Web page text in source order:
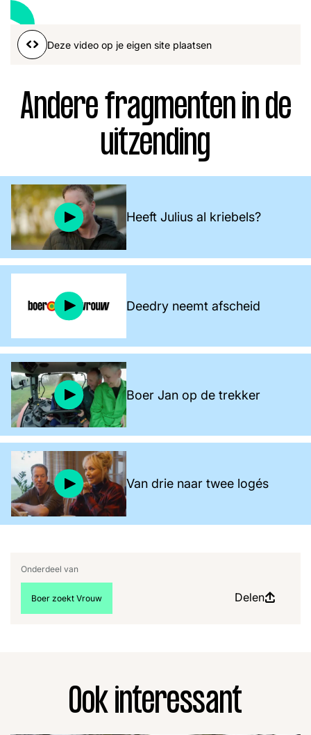
Facebook
Instagram
Nieuws Nieuwsbrief
Deze video op je eigen site plaatsen
Andere fragmenten in de
uitzending
Heeft Julius al kriebels?
Deedry neemt afscheid
Boer Jan op de trekker
Van drie naar twee logés
Onderdeel van
Bekijk meer artikelen over:
Boer zoekt Vrouw Delen
Ook interessant